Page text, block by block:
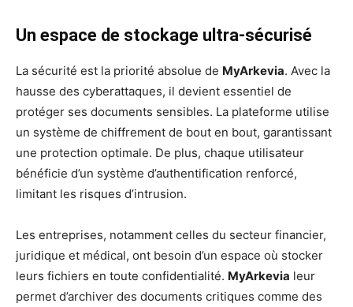
Un espace de stockage ultra-sécurisé
La sécurité est la priorité absolue de MyArkevia. Avec la
hausse des cyberattaques, il devient essentiel de
protéger ses documents sensibles. La plateforme utilise
un système de chiffrement de bout en bout, garantissant
une protection optimale. De plus, chaque utilisateur
bénéficie d’un système d’authentification renforcé,
limitant les risques d’intrusion.
Les entreprises, notamment celles du secteur financier,
juridique et médical, ont besoin d’un espace où stocker
leurs fichiers en toute confidentialité. MyArkevia leur
permet d’archiver des documents critiques comme des